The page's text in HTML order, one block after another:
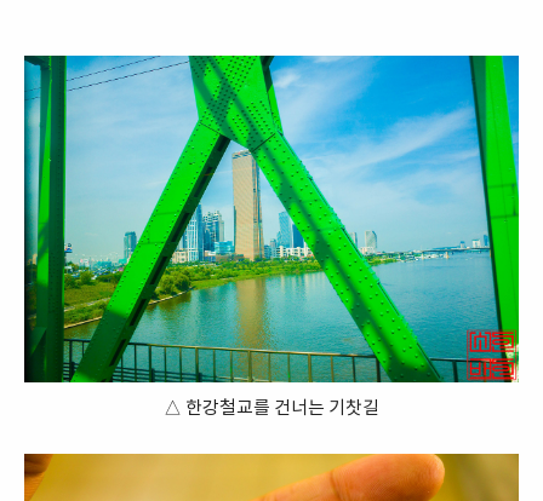
△ 한강철교를 건너는 기찻길